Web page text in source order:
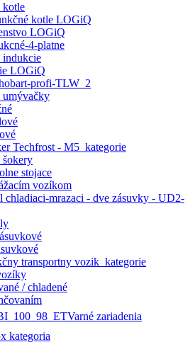
kotle
kotle LOGiQ
LOGiQ
LOGiQ
stojace
vozíkom
/ chladené
Varné zariadenia